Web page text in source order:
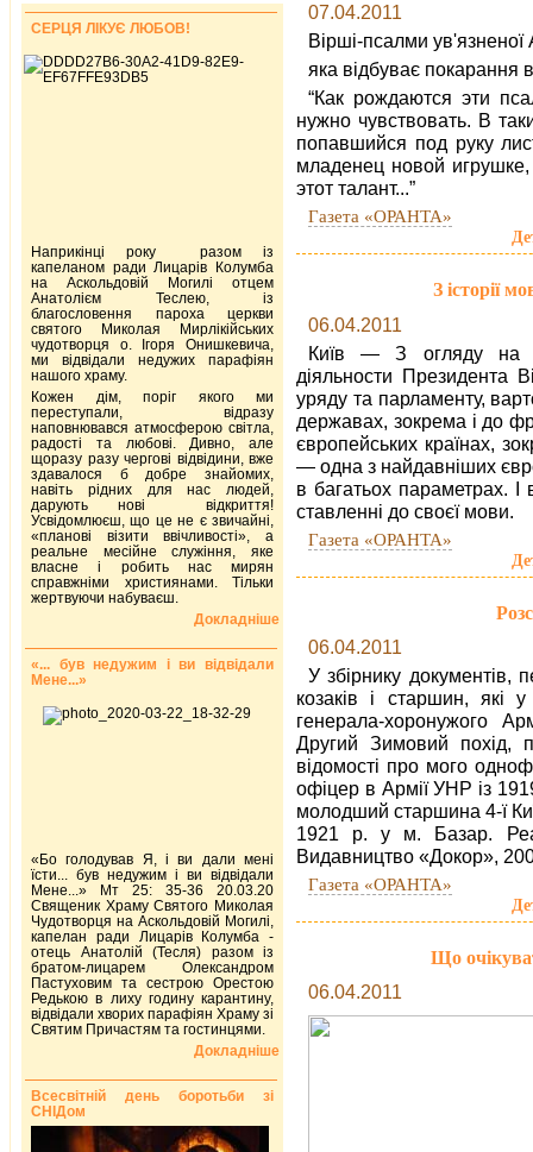
07.04.2011
Вірші-псалми
яка відбуває покарання
“Как рождаются эти
нужно чувствовать. В
попавшийся под руку
младенец новой
этот талант...”
Газета «ОРАНТА»
З історії
06.04.2011
Київ — З огляду на
діяльности Президента
уряду та парламенту,
державах, зокрема і до
європейських країнах,
— одна з найдавніших
в багатьох параметрах. І
ставленні до своєї мови.
Газета «ОРАНТА»
06.04.2011
У збірнику документів,
козаків і старшин, які
генерала-хоронужого
Другий Зимовий похід,
відомості про мого
офіцер в Армії УНР із
молодший старшина 4-ї
1921 р. у м. Базар.
Видавництво «Докор»,
Газета «ОРАНТА»
Що
06.04.2011
СЕРЦЯ ЛІКУЄ ЛЮБОВ!
Наприкінці року разом із
капеланом ради Лицарів Колумба
на Аскольдовій Могилі отцем
Анатолієм Теслею, із
благословення пароха церкви
святого Миколая Мирлікійських
чудотворця о. Ігоря Онишкевича,
ми відвідали недужих парафіян
нашого храму.
Кожен дім, поріг якого ми
переступали, відразу
наповнювався атмосферою світла,
радості та любові. Дивно, але
щоразу разу чергові відвідини, вже
здавалося б добре знайомих,
навіть рідних для нас людей,
дарують нові відкриття!
Усвідомлюєш, що це не є звичайні,
«планові візити ввічливості», а
реальне месійне служіння, яке
власне і робить нас мирян
справжніми християнами. Тільки
жертвуючи набуваєш.
Докладніше
«... був недужим і ви відвідали
Мене...»
«Бо голодував Я, і ви дали мені
їсти... був недужим і ви відвідали
Мене...» Мт 25: 35-36 20.03.20
Священик Храму Святого Миколая
Чудотворця на Аскольдовій Могилі,
капелан ради Лицарів Колумба -
отець Анатолій (Тесля) разом із
братом-лицарем Олександром
Пастуховим та сестрою Орестою
Редькою в лиху годину карантину,
відвідали хворих парафіян Храму зі
Святим Причастям та гостинцями.
Докладніше
Всесвітній день боротьби зі
СНІДом